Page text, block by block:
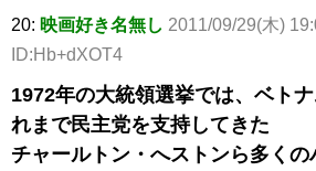
20: 映画好き名無し 2011/09/29(木)
ID:Hb+dXOT4
1972年の大統領選挙では、ベト
れまで民主党を支持してきた
チャールトン・へストンら多くの